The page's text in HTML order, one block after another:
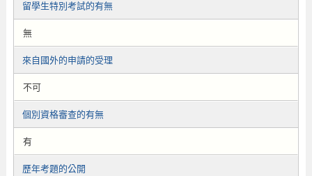
留學生特別考試的有無
無
來自國外的申請的受理
不可
個別資格審查的有無
有
歷年考題的公開